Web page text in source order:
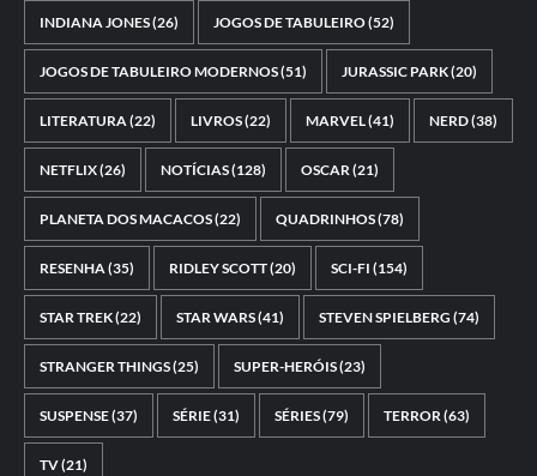
INDIANA JONES(26) JOGOS DE TABULEIRO(52)
JOGOS DE TABULEIRO MODERNOS(51) JURASSIC PARK(20)
LITERATURA(22) LIVROS(22) MARVEL(41) NERD(38)
NETFLIX(26) NOTÍCIAS(128) OSCAR(21)
PLANETA DOS MACACOS(22) QUADRINHOS(78)
RESENHA(35) RIDLEY SCOTT(20) SCI-FI (154)
STAR TREK(22) STAR WARS(41) STEVEN SPIELBERG (74)
STRANGER THINGS(25) SUPER-HERÓIS(23)
SUSPENSE(37) SÉRIE(31) SÉRIES(79) TERROR(63)
TV(21)